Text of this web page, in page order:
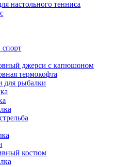
настольного тенниса
джерси с капюшоном
термокофта
для рыбалки
костюм